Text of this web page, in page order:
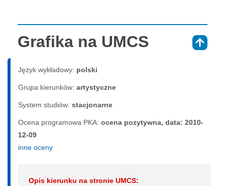
Grafika na UMCS
Język wykładowy: polski
Grupa kierunków: artystyczne
System studiów: sta­cjo­nar­ne
Ocena programowa PKA: ocena pozytywna, data: 2010-
12-09
inne oceny
Opis kierunku na stronie UMCS: